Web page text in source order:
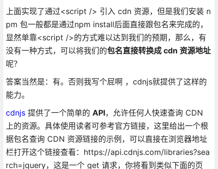
上面实现了通过<script /> 引入 cdn 资源，但是我们安装 n
pm 包一般都是通过npm install后面直接跟包名来完成的，
显然单靠<script />的方式难以达到我们的预期，那么，有
没有一种方式，可以将我们的包名直接转换成 cdn 资源地址
呢？
答案当然是：有。否则我写个屁啊 ，cdnjs就提供了这样的
能力。
cdnjs提供了一个简单的 API，允许任何人快速查询 CDN
上的资源。具体使用读者可参考官方链接，这里给出一个根
据包名查询 CDN 资源链接的示例，可以直接在浏览器地址
栏打开这个链接查看：https://api.cdnjs.com/libraries?sea
rch=jquery，这是一个 get 请求，你将看到类似下面的页